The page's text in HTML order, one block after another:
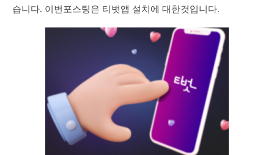
습니다. 이번포스팅은 티벗앱 설치에 대한것입니다.